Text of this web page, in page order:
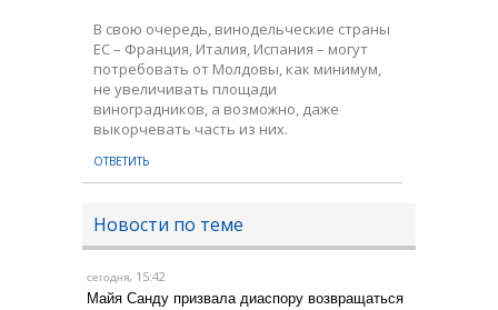
В свою очередь, винодельческие страны
ЕС – Франция, Италия, Испания – могут
потребовать от Молдовы, как минимум,
не увеличивать площади
виноградников, а возможно, даже
выкорчевать часть из них.
ОТВЕТИТЬ
Новости по теме
сегодня, 15:42
Майя Санду призвала диаспору возвращаться